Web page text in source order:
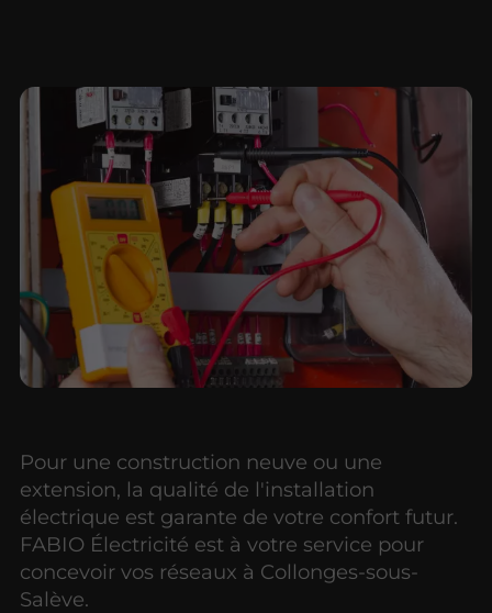
Pour une construction neuve ou une
extension, la qualité de l'installation
électrique est garante de votre confort futur.
FABIO Électricité est à votre service pour
concevoir vos réseaux à Collonges-sous-
Salève.